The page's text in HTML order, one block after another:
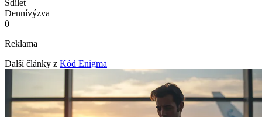
Sdílet
Dennívýzva
0
Reklama
Další články z Kód Enigma